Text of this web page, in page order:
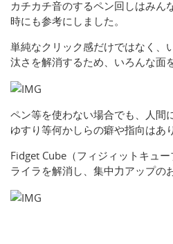
カチカチ音のするペン回しはみん
時にも参考にしました。
単純なクリック感だけではなく、
汰さを解消するため、いろんな面
ペン等を使わない場合でも、人間
ゆすり等何かしらの癖や指向はあ
Fidget Cube（フィジィットキュ
ライラを解消し、集中力アップの